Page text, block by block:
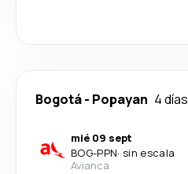
Bogotá- Popayan 4 días
mié 09 sept
BOG-PPN· sin escala
Avianca